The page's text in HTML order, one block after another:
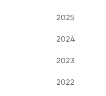
2025
2024
2023
2022